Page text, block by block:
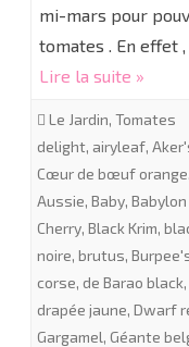
mi-mars pour
tomates . En effet
Lire la suite »
Le Jardin, Tomates
delight, airyleaf,
Cœur de bœuf orange
Aussie, Baby,
Cherry, Black Krim,
noire, brutus,
corse, de Barao black,
drapée jaune, Dwarf
Gargamel, Géante